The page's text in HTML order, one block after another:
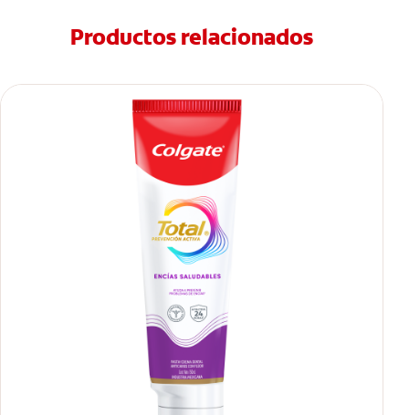
Productos relacionados